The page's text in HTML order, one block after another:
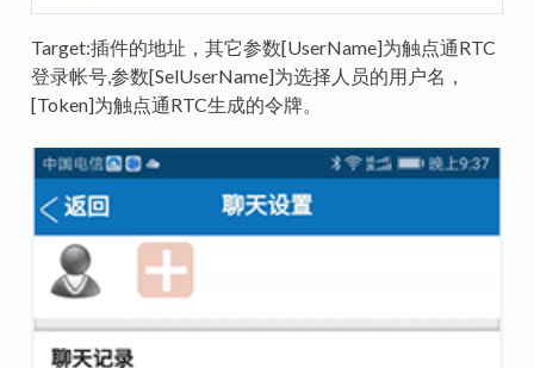
Target:插件的地址，其它参数[UserName]为触点通RTC
登录帐号,参数[SelUserName]为选择人员的用户名，
[Token]为触点通RTC生成的令牌。